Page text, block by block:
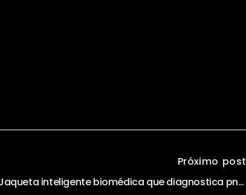
Próximo post
Jaqueta inteligente biomédica que diagnostica pneumonia usando Bluetooth